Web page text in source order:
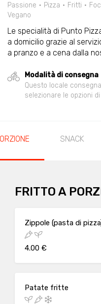
Passione
Pizza Fritti
Vegano
Le specialità di Punto
a domicilio grazie al
a pranzo e a cena dalla
Modalità di consegna
Questo locale
selezionare le opzioni
SNACK
FRITTO A
Zippole (pasta di
4.00 €
Patate fritte